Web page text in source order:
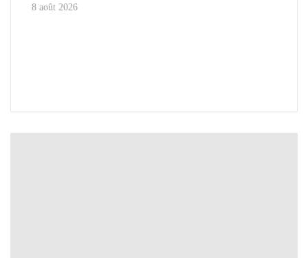
8 août 2026